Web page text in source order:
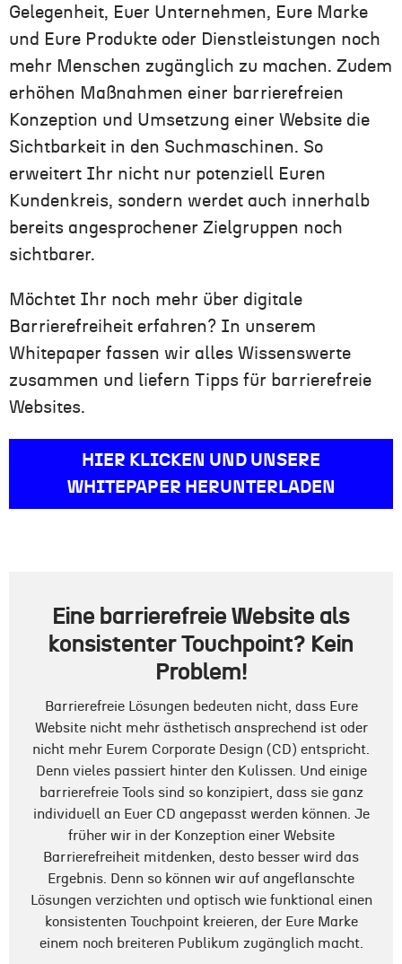
Gelegenheit, Euer Unternehmen, Eure Marke
und Eure Produkte oder Dienstleistungen noch
mehr Menschen zugänglich zu machen. Zudem
erhöhen Maßnahmen einer barrierefreien
Konzeption und Umsetzung einer Website die
Sichtbarkeit in den Suchmaschinen. So
erweitert Ihr nicht nur potenziell Euren
Kundenkreis, sondern werdet auch innerhalb
bereits angesprochener Zielgruppen noch
sichtbarer.
Möchtet Ihr noch mehr über digitale
Barrierefreiheit erfahren? In unserem
Whitepaper fassen wir alles Wissenswerte
zusammen und liefern Tipps für barrierefreie
Websites.
HIER KLICKEN UND UNSERE
WHITEPAPER HERUNTERLADEN
Eine barrierefreie Website als
konsistenter Touchpoint? Kein
Problem!
Barrierefreie Lösungen bedeuten nicht, dass Eure
Website nicht mehr ästhetisch ansprechend ist oder
nicht mehr Eurem Corporate Design (CD) entspricht.
Denn vieles passiert hinter den Kulissen. Und einige
barrierefreie Tools sind so konzipiert, dass sie ganz
individuell an Euer CD angepasst werden können. Je
früher wir in der Konzeption einer Website
Barrierefreiheit mitdenken, desto besser wird das
Ergebnis. Denn so können wir auf angeflanschte
Lösungen verzichten und optisch wie funktional einen
konsistenten Touchpoint kreieren, der Eure Marke
einem noch breiteren Publikum zugänglich macht.